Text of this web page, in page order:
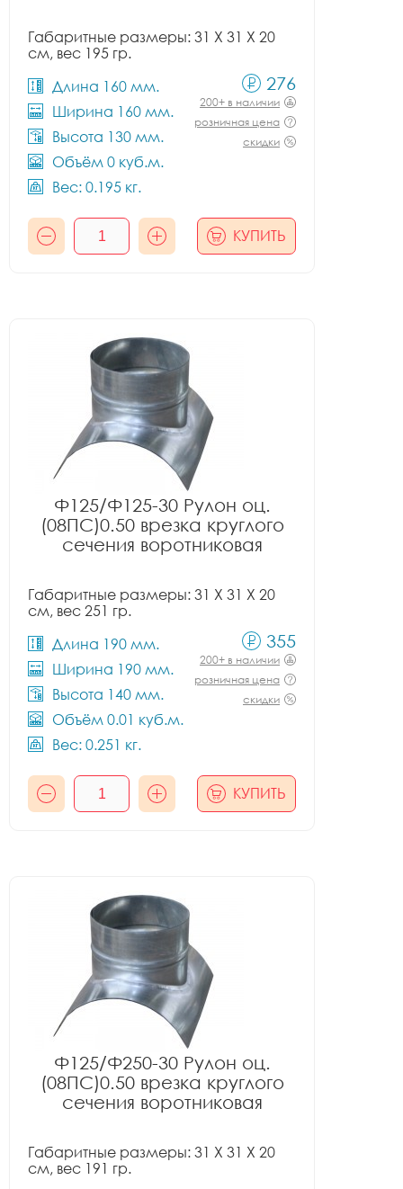
Габаритные размеры: 31 X 31 X 20
см, вес 195 гр.
Длина 160 мм.
Ширина 160 мм.
Высота 130 мм.
Объём 0 куб.м.
Вес: 0.195 кг.
276
200+ в наличии
розничная цена
скидки
КУПИТЬ
Ф125/Ф125-30 Рулон оц.
(08ПС)0.50 врезка круглого
сечения воротниковая
Габаритные размеры: 31 X 31 X 20
см, вес 251 гр.
Длина 190 мм.
Ширина 190 мм.
Высота 140 мм.
Объём 0.01 куб.м.
Вес: 0.251 кг.
355
200+ в наличии
розничная цена
скидки
КУПИТЬ
Ф125/Ф250-30 Рулон оц.
(08ПС)0.50 врезка круглого
сечения воротниковая
Габаритные размеры: 31 X 31 X 20
см, вес 191 гр.